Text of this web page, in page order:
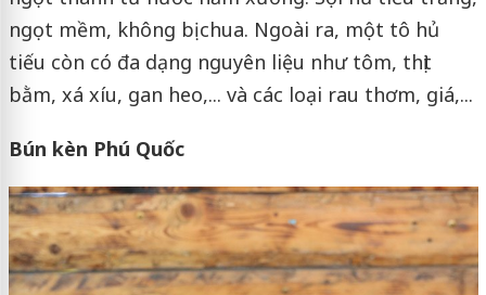
ngọt mềm, không bị chua. Ngoài ra, một tô hủ
tiếu còn có đa dạng nguyên liệu như tôm, thịt
bằm, xá xíu, gan heo,... và các loại rau thơm, giá,...
Bún kèn Phú Quốc